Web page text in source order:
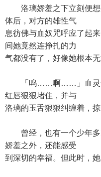
洛璃娇羞之下立刻便想
体后，对方的雄性气
息彷佛与血奴咒呼应了起
间她竟然连挣扎的力
气都没有了，好像她根本
「呜……啊……」血灵子
红唇狠狠堵住，并与
洛璃的玉舌狠狠纠缠着，
曾经，也有一个少年多
娇羞之外，还能感受
到深切的幸福。但此时，